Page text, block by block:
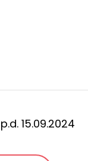
15.09.2024